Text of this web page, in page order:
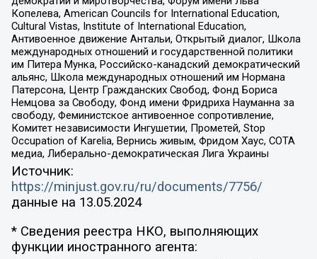
Копелева, American Councils for International Education,
Cultural Vistas, Institute of International Education,
Антивоенное движение Антальи, Открытый диалог, Школа
международных отношений и государственной политики
им Питера Мунка, Российско-канадский демократический
альянс, Школа международных отношений им Нормана
Патерсона, Центр Гражданских Свобод, Фонд Бориса
Немцова за Свободу, Фонд имени Фридриха Науманна за
свободу, Феминистское антивоенное сопротивление,
Комитет независимости Ингушетии, Прометей, Stop
Occupation of Karelia, Вернись живым, Фридом Хаус, СОТА
медиа, Либерально-демократическая Лига Украины
Источник:
https://minjust.gov.ru/ru/documents/7756/
данные на 13.05.2024
* Сведения реестра НКО, выполняющих
функции иностранного агента: